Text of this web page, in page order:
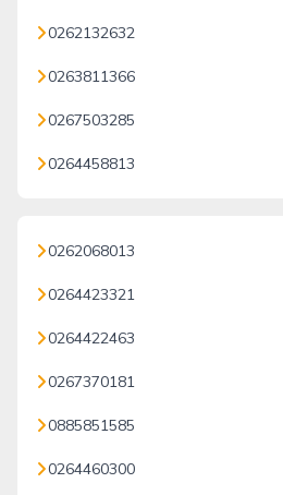
0262132632
0263811366
0267503285
0264458813
0262068013
0264423321
0264422463
0267370181
0885851585
0264460300